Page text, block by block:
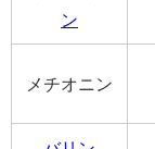
ン
メチオニン